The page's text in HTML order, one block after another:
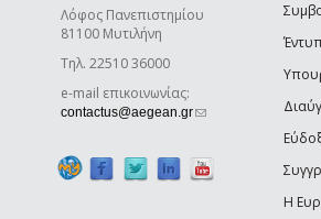
Λόφος Πανεπιστημίου
81100 Μυτιλήνη
Τηλ. 22510 36000
e-mail επικοινωνίας:
contactus@aegean.gr(link sends e-mail)
Η